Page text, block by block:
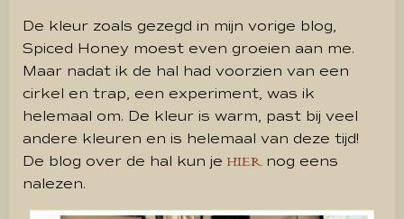
De kleur zoals gezegd in mijn vorige blog,
Spiced Honey moest even groeien aan me.
Maar nadat ik de hal had voorzien van een
cirkel en trap, een experiment, was ik
helemaal om. De kleur is warm, past bij veel
andere kleuren en is helemaal van deze tijd!
De blog over de hal kun je HIER nog eens
nalezen.